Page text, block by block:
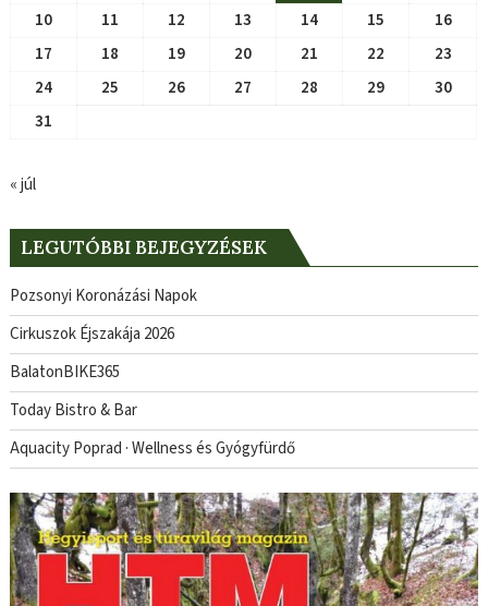
10
11 12 13 14 15
16
17
18 19 20 21 22
23
24
25 26 27 28 29
30
31
« júl
LEGUTÓBBI BEJEGYZÉSEK
Pozsonyi Koronázási Napok
Cirkuszok Éjszakája 2026
BalatonBIKE365
Today Bistro & Bar
Aquacity Poprad · Wellness és Gyógyfürdő